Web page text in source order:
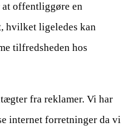
offentliggøre en
hvilket ligeledes kan
tilfredsheden hos
fra reklamer. Vi har
internet forretninger da vi